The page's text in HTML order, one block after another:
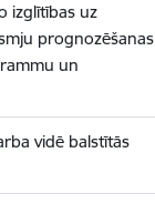
izglītības uz
prognozēšanas
un
vidē balstītās